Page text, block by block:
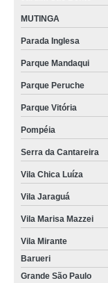
MUTINGA
Parada Inglesa
Parque Mandaqui
Parque Peruche
Parque Vitória
Pompéia
Serra da Cantareira
Vila Chica Luíza
Vila Jaraguá
Vila Marisa Mazzei
Vila Mirante
Barueri
Grande São Paulo